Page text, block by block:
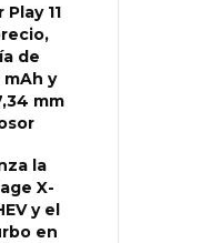
Play 11
de
mAh y
mm
la
X-
y el
en